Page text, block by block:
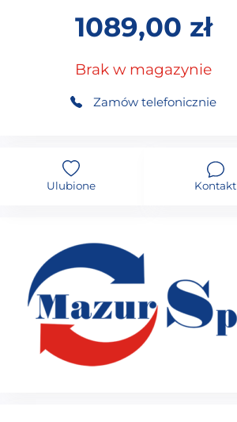
1089,00 zł
Brak w magazynie
Zamów telefonicznie
Ulubione Kontakt